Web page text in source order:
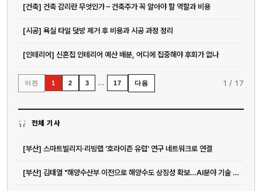
[건축] 건축 감리란 무엇인가 – 건축주가 꼭 알아야 할 역할과 비용
[시공] 욕실 타일 덧방 제거 후 비용과 시공 과정 정리
[인테리어] 신혼집 인테리어 예산 배분, 어디에 집중해야 후회가 없나
이전 1 2 3 … 17 다음 1 / 17
전체 기사
[부산] 스마트빌리지·리빙랩 '호라이즌 유럽' 연구 네트워크로 연결
[부산] 김태열 "해양수산부 이전으로 해양수도 상징성 확보…AI분야 기술 발굴...